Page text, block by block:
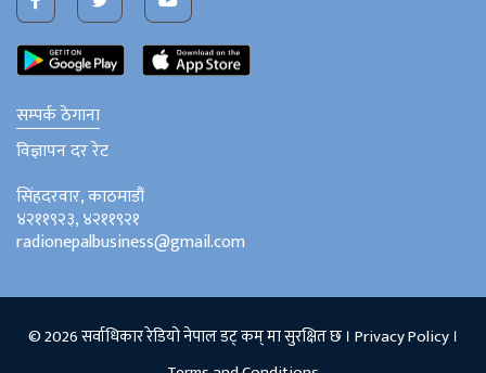
सम्पर्क ठेगाना
विज्ञापन दर रेट
सिंहदरवार, काठमाडौं
४२११९२३, ४२११९२१
radionepalbusiness@gmail.com
© 2026 सर्वाधिकार रेडियो नेपाल डट् कम् मा सुरक्षित छ । Privacy Policy।